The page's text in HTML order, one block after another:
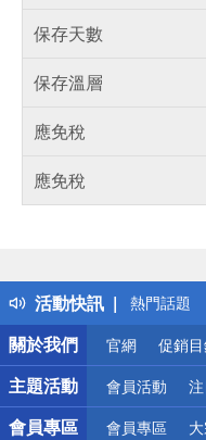
保存天數
保存溫層
應免稅
應免稅
活動快訊
得獎公告
熱門話題
銀行優惠
偏遠地區
詐騙網頁
關於我們
官網 促銷
主題活動 會員活動
會員專區 會員專區